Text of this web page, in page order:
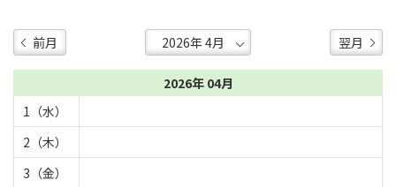
前月 翌月
2026年 04月
1（水）
2（木）
3（金）